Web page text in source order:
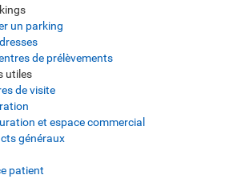
un parking
de prélèvements
utiles
de visite
et espace commercial
généraux
patient